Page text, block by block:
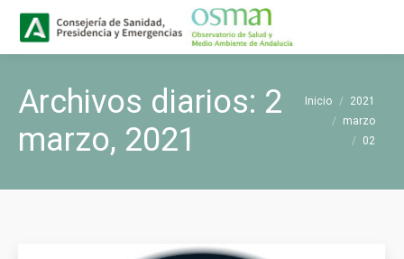
Archivos diarios: 2
marzo, 2021
Estás aquí:
Inicio
2021
marzo
02